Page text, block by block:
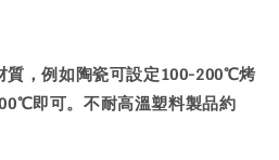
質，例如陶瓷可設定100-200℃烤
即可。不耐高溫塑料製品約